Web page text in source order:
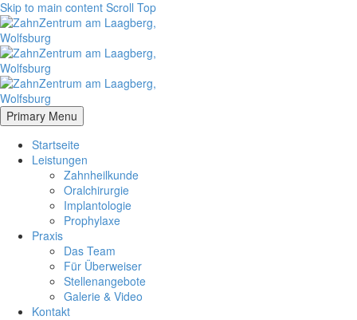
Skip to main content Scroll Top
Primary Menu
Startseite
Leistungen
Zahnheilkunde
Oralchirurgie
Implantologie
Prophylaxe
Praxis
Das Team
Für Überweiser
Stellenangebote
Galerie & Video
Kontakt